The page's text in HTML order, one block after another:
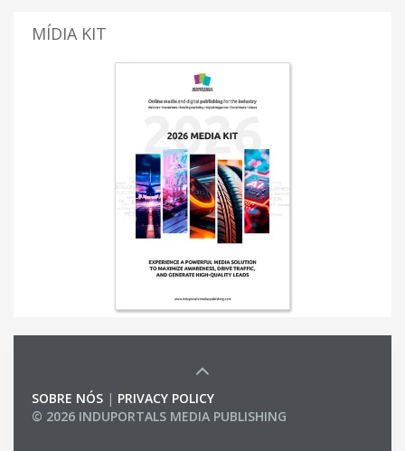
MÍDIA KIT
SOBRE NÓS | PRIVACY POLICY
© 2026 INDUPORTALS MEDIA PUBLISHING